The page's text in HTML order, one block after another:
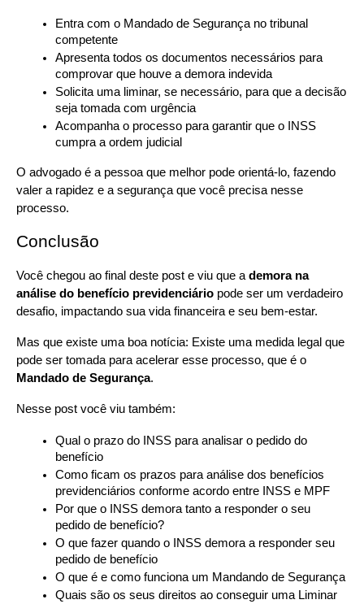
Entra com o Mandado de Segurança no tribunal
competente
Apresenta todos os documentos necessários para
comprovar que houve a demora indevida
Solicita uma liminar, se necessário, para que a decisão
seja tomada com urgência
Acompanha o processo para garantir que o INSS
cumpra a ordem judicial
O advogado é a pessoa que melhor pode orientá-lo, fazendo
valer a rapidez e a segurança que você precisa nesse
processo.
Conclusão
Você chegou ao final deste post e viu que a demora na
análise do benefício previdenciário pode ser um verdadeiro
desafio, impactando sua vida financeira e seu bem-estar.
Mas que existe uma boa notícia: Existe uma medida legal que
Mandado de Segurança.
Nesse post você viu também:
Qual o prazo do INSS para analisar o pedido do
benefício
Como ficam os prazos para análise dos benefícios
previdenciários conforme acordo entre INSS e MPF
Por que o INSS demora tanto a responder o seu
pedido de benefício?
O que fazer quando o INSS demora a responder seu
pedido de benefício
O que é e como funciona um Mandando de Segurança
Quais são os seus direitos ao conseguir uma Liminar